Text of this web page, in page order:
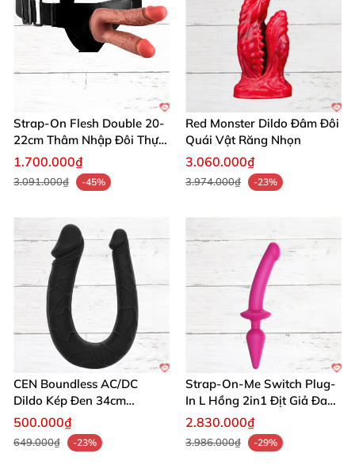
Strap-On Flesh Double 20-
22cm Thâm Nhập Đôi Thực
Tế
1.700.000₫
3.091.000₫ -45%
Red Monster Dildo Đâm Đôi
Quái Vật Răng Nhọn
3.060.000₫
3.974.000₫ -23%
CEN Boundless AC/DC
Dildo Kép Đen 34cm
Silicone
500.000₫
649.000₫ -23%
Strap-On-Me Switch Plug-
In L Hồng 2in1 Địt Giả Đa
Năng
2.830.000₫
3.986.000₫ -29%